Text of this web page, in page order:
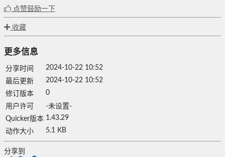
点赞鼓励一下
收藏
更多信息
分享时间
2024-10-22 10:52
最后更新
2024-10-22 10:52
修订版本
0
用户许可
-未设置-
Quicker版本 1.43.29
动作大小
5.1 KB
分享到